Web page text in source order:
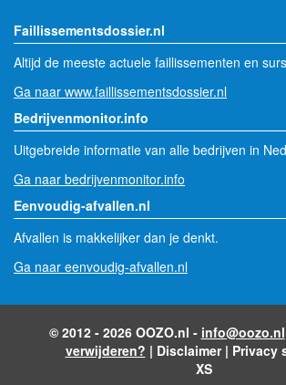
Faillissementsdossier.nl
Altijd de meeste actuele faillissementen en
Ga naar www.faillissementsdossier.nl
Bedrijvenmonitor.info
Uitgebreide informatie van alle bedrijven in
Ga naar bedrijvenmonitor.info
Eenvoudig-afvallen.nl
Afvallen is makkelijker dan je denkt.
Ga naar eenvoudig-afvallen.nl
© 2012 - 2026 OOZO.nl - info@oozo.nl
verwijderen? | Disclaimer| Privacy
XS